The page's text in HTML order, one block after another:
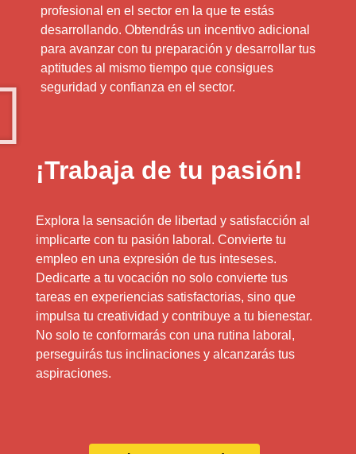
profesional en el sector en la que te estás
desarrollando. Obtendrás un incentivo adicional
para avanzar con tu preparación y desarrollar tus
aptitudes al mismo tiempo que consigues
seguridad y confianza en el sector.
¡Trabaja de tu pasión!
Explora la sensación de libertad y satisfacción al
implicarte con tu pasión laboral. Convierte tu
empleo en una expresión de tus inteseses.
Dedicarte a tu vocación no solo convierte tus
tareas en experiencias satisfactorias, sino que
impulsa tu creatividad y contribuye a tu bienestar.
No solo te conformarás con una rutina laboral,
perseguirás tus inclinaciones y alcanzarás tus
aspiraciones.